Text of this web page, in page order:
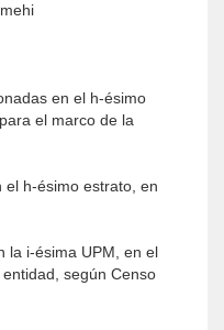
en el h-ésimo
el marco de la
el h-ésimo estrato, en
la i-ésima UPM, en el
según Censo